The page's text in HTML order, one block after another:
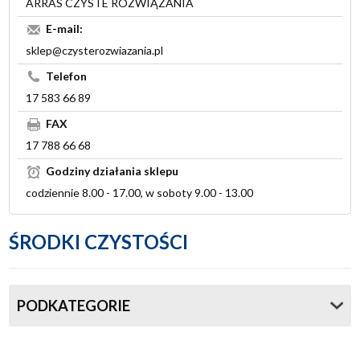
ARRAS CZYSTE ROZWIĄZANIA
E-mail:
sklep@czysterozwiazania.pl
Telefon
17 583 66 89
FAX
17 788 66 68
Godziny działania sklepu
codziennie 8.00 - 17.00, w soboty 9.00 - 13.00
ŚRODKI CZYSTOŚCI
PODKATEGORIE